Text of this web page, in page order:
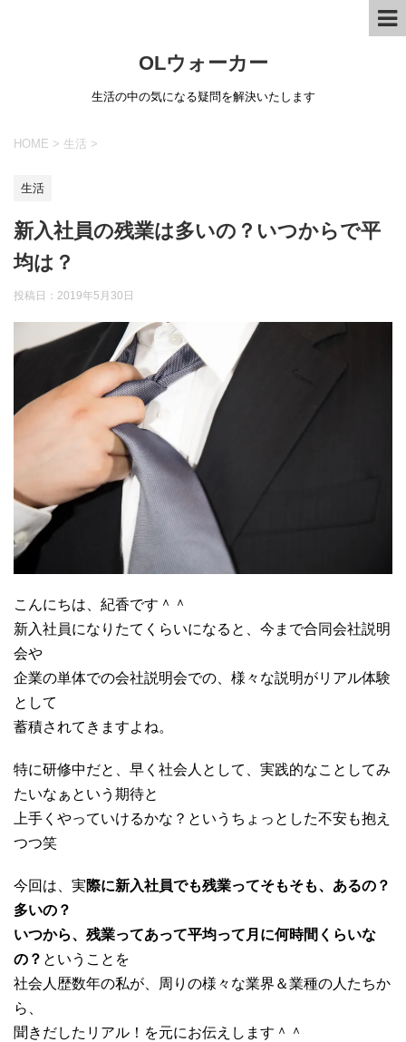
OLウォーカー
生活の中の気になる疑問を解決いたします
HOME > 生活 >
生活
新入社員の残業は多いの？いつからで平
均は？
投稿日： 2019年5月30日
こんにちは、紀香です＾＾
新入社員になりたてくらいになると、今まで合同会社説明
会や
企業の単体での会社説明会での、様々な説明がリアル体験
として
蓄積されてきますよね。
特に研修中だと、早く社会人として、実践的なことしてみ
たいなぁという期待と
上手くやっていけるかな？というちょっとした不安も抱え
つつ笑
今回は、実際に新入社員でも残業ってそもそも、あるの？
多いの？
いつから、残業ってあって平均って月に何時間くらいな
の？ ということを
社会人歴数年の私が、周りの様々な業界＆業種の人たちか
ら、
聞きだしたリアル！を元にお伝えします＾＾